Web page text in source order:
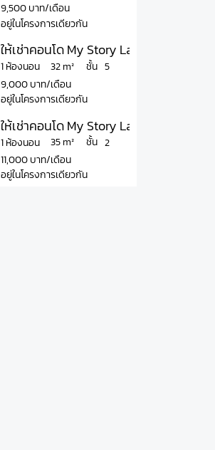
9,500 บาท/เดือน
อยู่ในโครงการเดียวกัน
ให้เช่าคอนโด My Story Ladprao 71 มาย
1 ห้องนอน
9,000 บาท/เดือน
ชั้น
32 m² 5
อยู่ในโครงการเดียวกัน
ให้เช่าคอนโด My Story Ladprao 71 มาย
1 ห้องนอน
11,000 บาท/เดือน
ชั้น
35 m² 2
อยู่ในโครงการเดียวกัน